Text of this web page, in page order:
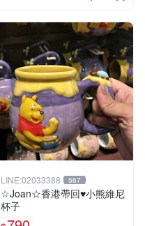
LINE:02033388 567
☆Joan☆香港帶回♥小熊維尼
杯子